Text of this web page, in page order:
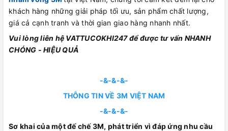
khách hàng những giải pháp tối ưu, sản phẩm chất lượng,
giá cả cạnh tranh và thời gian giao hàng nhanh nhất.
Vui lòng liên hệ VATTUCOKHI247 để được tư vấn NHANH
CHÓNG - HIỆU QUẢ
-&-&-&-
THÔNG TIN VỀ 3M VIỆT NAM
-&-&-&-
Sơ khai của một đế chế 3M, phát triển vì đáp ứng nhu cầu